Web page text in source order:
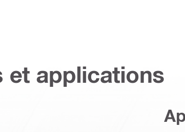
et applications